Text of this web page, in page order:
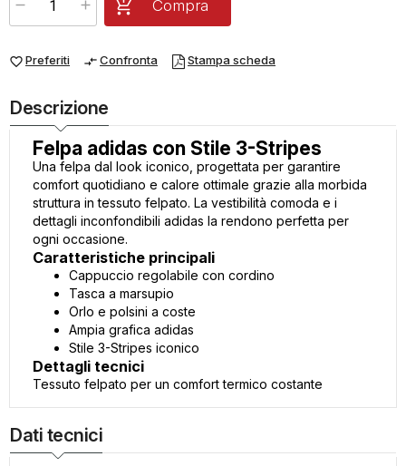
favorite_borderPreferiti compare_arrowsConfronta Stampa scheda
Compra
Descrizione
Felpa adidas con Stile 3-Stripes
Una felpa dal look iconico, progettata per garantire
comfort quotidiano e calore ottimale grazie alla morbida
struttura in tessuto felpato. La vestibilità comoda e i
dettagli inconfondibili adidas la rendono perfetta per
ogni occasione.
Caratteristiche principali
Cappuccio regolabile con cordino
Tasca a marsupio
Orlo e polsini a coste
Ampia grafica adidas
Stile 3-Stripes iconico
Dettagli tecnici
Tessuto felpato per un comfort termico costante
Dati tecnici